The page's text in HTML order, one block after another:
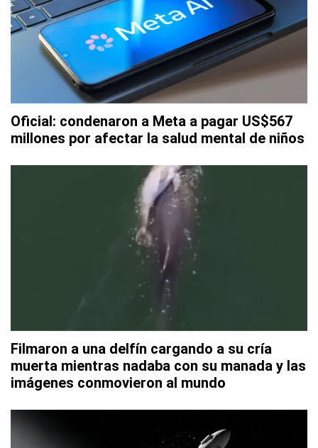
Oficial: condenaron a Meta a pagar US$567
millones por afectar la salud mental de niños
Filmaron a una delfín cargando a su cría
muerta mientras nadaba con su manada y las
imágenes conmovieron al mundo